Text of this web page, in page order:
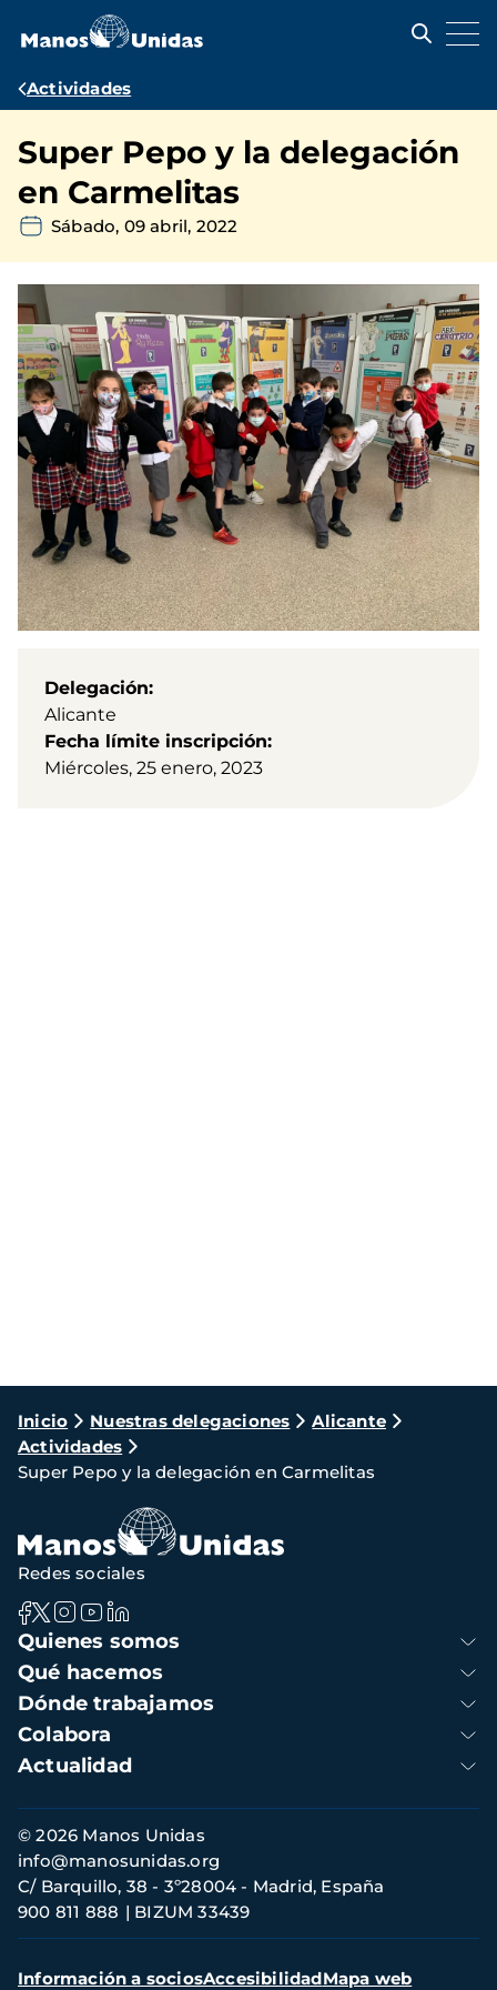
contenido
Ruta
navegación
Actividades
Super Pepo y la delegación
en Carmelitas
Sábado, 09 abril, 2022
Delegación
Alicante
Fecha límite inscripción
Miércoles, 25 enero, 2023
Ruta
de
navegación
Inicio Nuestras delegaciones
Alicante
Actividades
Super Pepo y la delegación en Carmelitas
Navegación
principal
Quienes somos
Qué hacemos
Dónde trabajamos
Colabora
Actualidad
Redes sociales
Información
de
contacto
© 2026 Manos Unidas
C/ Barquillo, 38 - 3º28004 - Madrid, España
900 811 888
BIZUM 33439
info@manosunidas.org
Menú
Información a sociosAccesibilidadMapa web